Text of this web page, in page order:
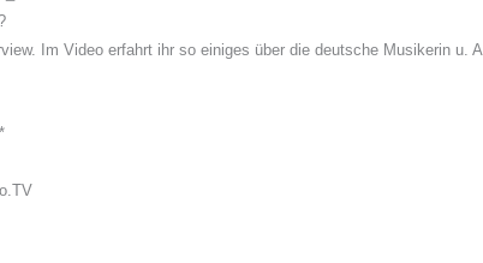
Im Video erfahrt ihr so einiges über die deutsche Musikerin u. A.